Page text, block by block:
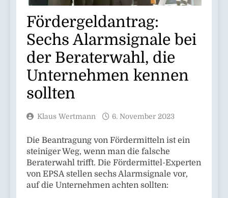
Fördergeldantrag:
Sechs Alarmsignale bei
der Beraterwahl, die
Unternehmen kennen
sollten
Klaus Wertmann 6. November 2023
Die Beantragung von Fördermitteln ist ein
steiniger Weg, wenn man die falsche
Beraterwahl trifft. Die Fördermittel-Experten
von EPSA stellen sechs Alarmsignale vor,
auf die Unternehmen achten sollten: